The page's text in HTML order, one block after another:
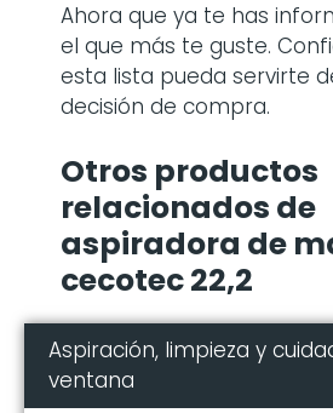
Ahora que ya te has
el que más te guste.
esta lista pueda servirte
decisión de compra.
Otros productos
relacionados de
aspiradora de
cecotec 22,2
Aspiración, limpieza y
ventana